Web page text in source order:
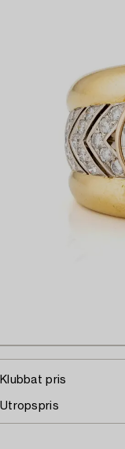
Klubbat pris
Utropspris